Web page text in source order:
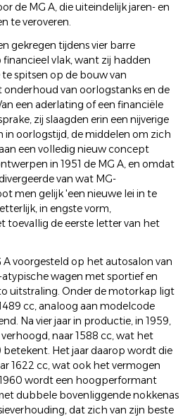
de MG A, die uiteindelijk jaren- en
te veroveren.
gekregen tijdens vier barre
vlak, want zij hadden
spitsen op de bouw van
van oorlogstanks en de
een aderlating of een financiële
zij slaagden erin een nijverige
in oorlogstijd, de middelen om zich
een volledig nieuw concept
in 1951 de MG A, en omdat
van wat MG-
men gelijk 'een nieuwe lei in te
in engste vorm,
toevallig de eerste letter van het
A voorgesteld op het autosalon van
atypische wagen met sportief en
uitstraling. Onder de motorkap ligt
cc, analoog aan modelcode
Na vier jaar in productie, in 1959,
naar 1588 cc, wat het
betekent. Het jaar daarop wordt die
1622 cc, wat ook het vermogen
wordt een hoogperformant
dubbele bovenliggende nokkenas
dat zich van zijn beste